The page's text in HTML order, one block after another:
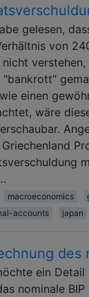
gelesen,
von
nicht
"bankrott"
einen
wäre
Griechenland
macroeconomics
accounts
japan
des
ein Detail
nominale